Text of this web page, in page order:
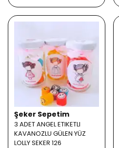
Şeker Sepetim
3 ADET ANGEL ETIKETLI
KAVANOZLU GÜLEN YÜZ
LOLLY SEKER 126